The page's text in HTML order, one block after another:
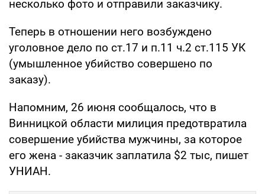
несколько фото и отправили заказчику.
Теперь в отношении него возбуждено
уголовное дело по ст.17 и п.11 ч.2 ст.115 УК
(умышленное убийство совершено по
заказу).
Напомним, 26 июня сообщалось, что в
Винницкой области милиция предотвратила
совершение убийства мужчины, за которое
его жена - заказчик заплатила $2 тыс, пишет
УНИАН.